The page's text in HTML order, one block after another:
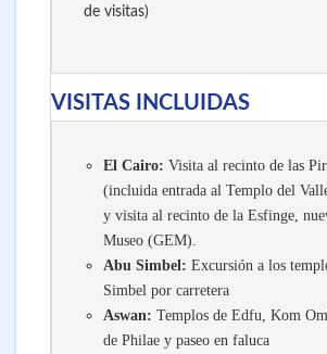
de visitas)
VISITAS INCLUIDAS
El Cairo: Visita al recinto de las
(incluida entrada al Templo del
y visita al recinto de la Esfinge,
Museo (GEM).
Abu Simbel: Excursión a los
Simbel por carretera
Aswan: Templos de Edfu, Kom
de Philae y paseo en faluca